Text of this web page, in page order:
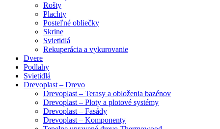
Rošty
Plachty
Posteľné obliečky
Skrine
Svietidlá
Rekuperácia a vykurovanie
Dvere
Podlahy
Svietidlá
Drevoplast – Drevo
Drevoplast – Terasy a obloženia bazénov
Drevoplast – Ploty a plotové systémy
Drevoplast – Fasády
Drevoplast – Komponenty